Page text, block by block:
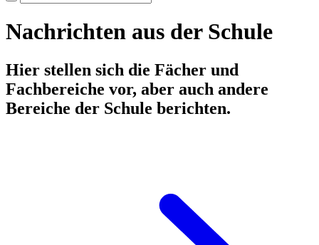
Nachrichten aus der Schule
Hier stellen sich die Fächer und
Fachbereiche vor, aber auch andere
Bereiche der Schule berichten.